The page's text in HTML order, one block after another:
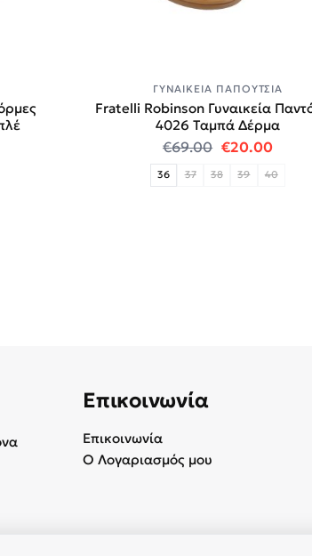
was: €55.00.
τιμή είναι: €20.00.
ΓΥΝΑΙΚΕΊΑ ΠΑΠΟΎΤΣΙΑ
Fratelli Robinson Γυναικεία
4026 Ταμπά Δέρμα
€69.00 Original
€20.00Η
36 37 38 39 40
Επικοινωνία
Επικοινωνία
Ο Λογαριασμός μου